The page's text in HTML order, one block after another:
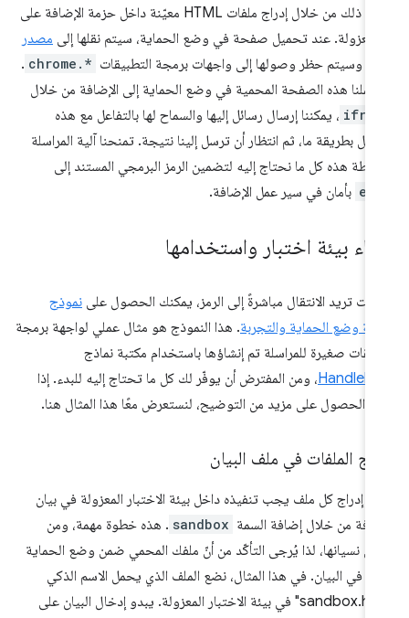
نحقّق ذلك من خلال إدراج ملفات HTML معيّنة داخل حزمة الإضافة على
معزولة. عند تحميل صفحة في وضع الحماية، سيتم نقلها إلىمصدر
، وسيتم حظر وصولها إلى واجهات برمجة التطبيقات chrome.*
.
حمّلنا هذه الصفحة المحمية في وضع الحماية إلى الإضافة من خلال
، يمكننا إرسال رسائل إليها والسماح لها بالتفاعل مع هذه
بطريقة ما، ثم انتظار أن ترسل إلينا نتيجة. تمنحنا آلية المراسلة
هذه كل ما نحتاج إليه لتضمين الرمز البرمجي المستند إلى
بأمان في سير عمل الإضافة.
بيئة اختبار واستخدامها
كنت تريد الانتقال مباشرةً إلى الرمز، يمكنك الحصول على نموذج
وضع الحماية والتجربة. هذا النموذج هو مثال عملي لواجهة برمجة
صغيرة للمراسلة تم إنشاؤها باستخدام مكتبة نماذج
، ومن المفترض أن يوفّر لك كل ما تحتاج إليه للبدء. إذا
الحصول على مزيد من التوضيح، لنستعرض معًا هذا المثال هنا.
الملفات في ملف البيان
إدراج كل ملف يجب تنفيذه داخل بيئة الاختبار المعزولة في بيان
من خلال إضافة السمة sandbox . هذه خطوة مهمة، ومن
نسيانها، لذا يُرجى التأكّد من أنّ ملفك المحمي ضمن وضع الحماية
في البيان. في هذا المثال، نضع الملف الذي يحمل الاسم الذكي
"sandbox.html" في بيئة الاختبار المعزولة. يبدو إدخال البيان على